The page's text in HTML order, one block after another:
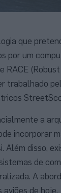
que
por um
RACE
trabalhado
a
incorporar
Além disso,
de
A
de hoje.